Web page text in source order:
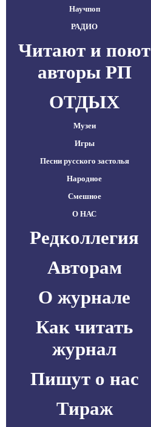
Научпоп
РАДИО
Читают и поют
авторы РП
ОТДЫХ
Музеи
Игры
Песни русского застолья
Народное
Смешное
О НАС
Редколлегия
Авторам
О журнале
Как читать
журнал
Пишут о нас
Тираж